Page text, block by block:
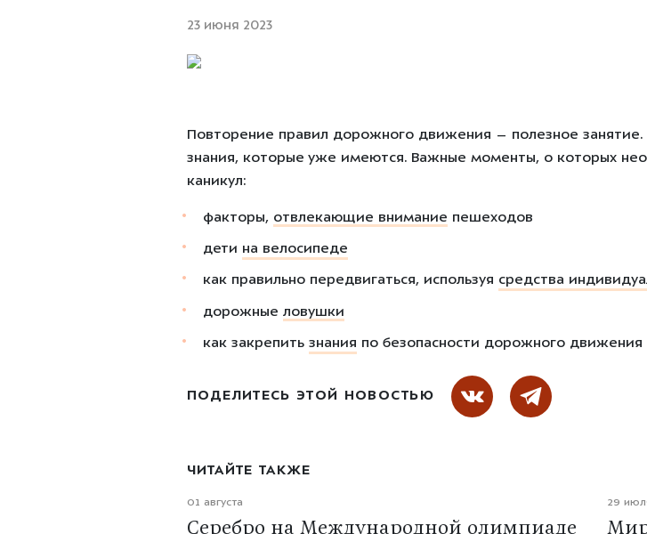
23 июня 2023
Повторение правил дорожного движения – полезное
знания, которые уже имеются. Важные моменты, о которых
каникул:
факторы, отвлекающие внимание пешеходов
дети на велосипеде
как правильно передвигаться, используя средства
дорожныеловушки
как закрепитьзнания по безопасности дорожного движения
ПОДЕЛИТЕСЬ ЭТОЙ НОВОСТЬЮ
ЧИТАЙТЕ ТАКЖЕ
01 августа
Серебро на Международной олимпиаде
29